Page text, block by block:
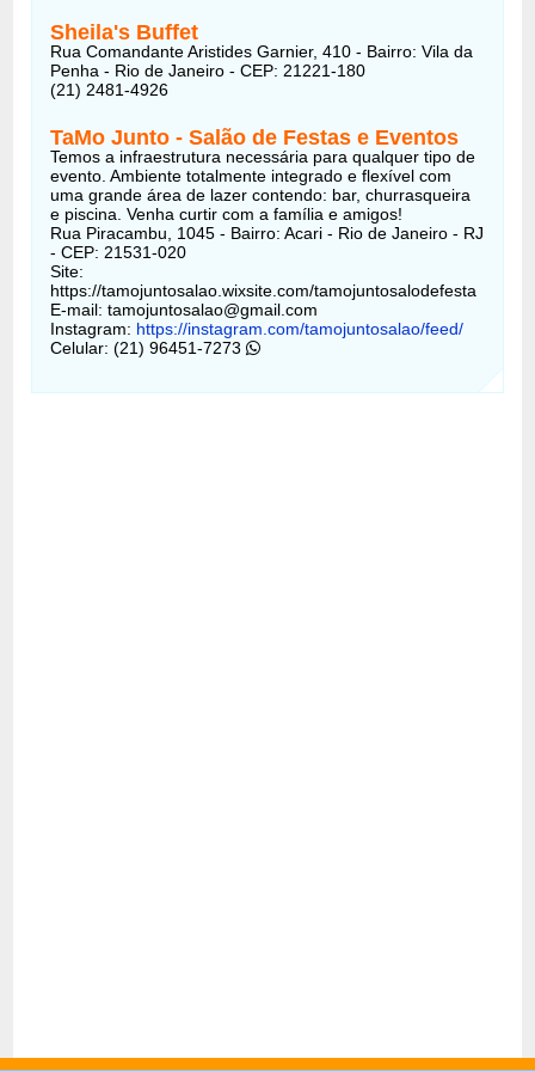
Sheila's Buffet
Rua Comandante Aristides Garnier, 410 - Bairro: Vila da
Penha - Rio de Janeiro - CEP: 21221-180
(21) 2481-4926
TaMo Junto - Salão de Festas e Eventos
Temos a infraestrutura necessária para qualquer tipo de
evento. Ambiente totalmente integrado e flexível com
uma grande área de lazer contendo: bar, churrasqueira
e piscina. Venha curtir com a família e amigos!
Rua Piracambu, 1045 - Bairro: Acari - Rio de Janeiro - RJ
- CEP: 21531-020
Site:
https://tamojuntosalao.wixsite.com/tamojuntosalodefesta
E-mail: tamojuntosalao@gmail.com
Instagram: https://instagram.com/tamojuntosalao/feed/
Celular: (21) 96451-7273